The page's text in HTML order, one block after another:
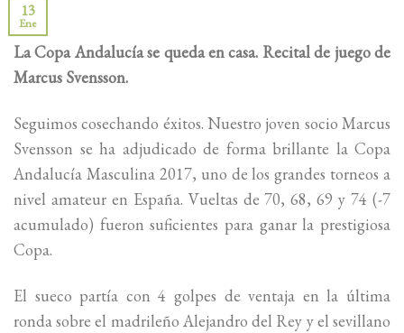
13
Ene
La Copa Andalucía se queda en casa. Recital de juego de
Marcus Svensson.
Seguimos cosechando éxitos. Nuestro joven socio Marcus
Svensson se ha adjudicado de forma brillante la Copa
Andalucía Masculina 2017, uno de los grandes torneos a
nivel amateur en España. Vueltas de 70, 68, 69 y 74 (-7
acumulado) fueron suficientes para ganar la prestigiosa
Copa.
El sueco partía con 4 golpes de ventaja en la última
ronda sobre el madrileño Alejandro del Rey y el sevillano